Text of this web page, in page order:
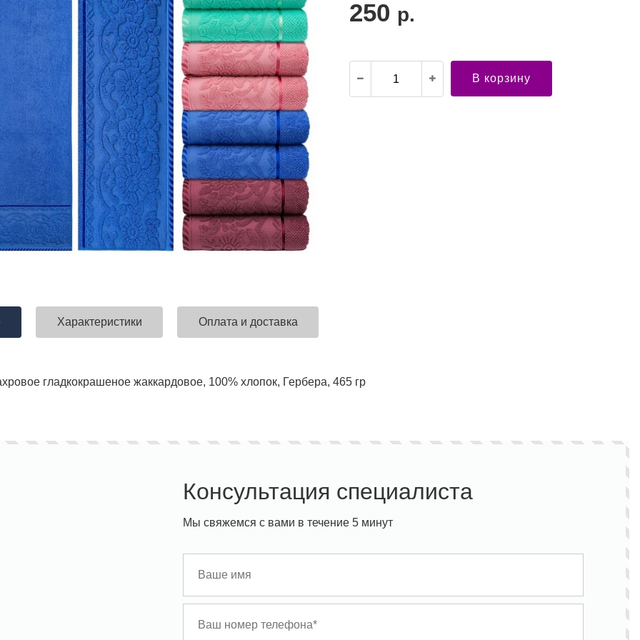
250 р.
В корзину
Характеристики Оплата и доставка
гладкокрашеное жаккардовое, 100% хлопок, Гербера, 465 гр
Консультация специалиста
Мы свяжемся с вами в течение 5 минут